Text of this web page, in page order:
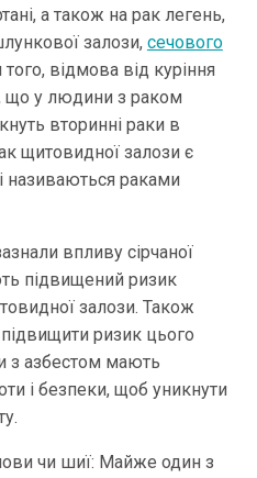
а також на рак легень,
залози, сечового
відмова від куріння
що у людини з раком
вторинні раки в
щитовидної залози є
називаються раками
впливу сірчаної
підвищений ризик
залози. Також
ризик цього
з азбестом мають
і безпеки, щоб уникнути
чи шиї: Майже один з